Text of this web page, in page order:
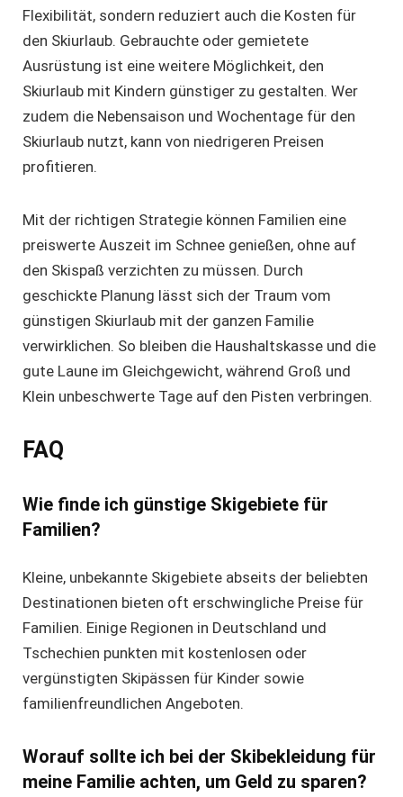
Flexibilität, sondern reduziert auch die Kosten für
den Skiurlaub. Gebrauchte oder gemietete
Ausrüstung ist eine weitere Möglichkeit, den
Skiurlaub mit Kindern günstiger zu gestalten. Wer
zudem die Nebensaison und Wochentage für den
Skiurlaub nutzt, kann von niedrigeren Preisen
profitieren.
Mit der richtigen Strategie können Familien eine
preiswerte Auszeit im Schnee genießen, ohne auf
den Skispaß verzichten zu müssen. Durch
geschickte Planung lässt sich der Traum vom
günstigen Skiurlaub mit der ganzen Familie
verwirklichen. So bleiben die Haushaltskasse und die
gute Laune im Gleichgewicht, während Groß und
Klein unbeschwerte Tage auf den Pisten verbringen.
FAQ
Wie finde ich günstige Skigebiete für
Familien?
Kleine, unbekannte Skigebiete abseits der beliebten
Destinationen bieten oft erschwingliche Preise für
Familien. Einige Regionen in Deutschland und
Tschechien punkten mit kostenlosen oder
vergünstigten Skipässen für Kinder sowie
familienfreundlichen Angeboten.
Worauf sollte ich bei der Skibekleidung für
meine Familie achten, um Geld zu sparen?